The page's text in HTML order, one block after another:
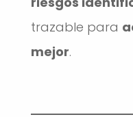
trazable para
mejor.